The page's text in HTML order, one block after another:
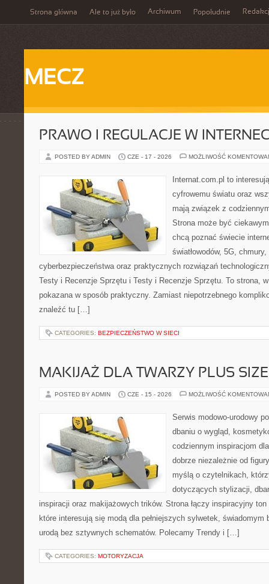
Strona główna Ale to już było Archiwum Popołudnie
MECZ
PRAWO I REGULACJE W
POSTED BY ADMIN CZE - 17 - 2026 MOŻLIWOŚĆ
Internat.com.pl to
cyfrowemu światu oraz
mają związek z
Strona może być
chcą poznać świecie
światłowodów, 5G,
cyberbezpieczeństwa oraz praktycznych rozwiązań
Testy i Recenzje Sprzętu i Testy i Recenzje Sprzętu. To strona,
pokazana w sposób praktyczny. Zamiast niepotrzebnego
znaleźć tu […]
CATEGORIES: BEZPIECZEŃSTWO W SIECI
MAKIJAŻ DLA TWARZY PLUS SIZE
POSTED BY ADMIN CZE - 15 - 2026 MOŻLIWOŚĆ
Serwis modowo-urodowy
dbaniu o wygląd,
codziennym inspiracjom
dobrze niezależnie od
myślą o czytelnikach,
dotyczących stylizacji,
inspiracji oraz makijażowych trików. Strona łączy inspiracyjny
które interesują się modą dla pełniejszych sylwetek, świadomym
urodą bez sztywnych schematów. Polecamy Trendy i […]
CATEGORIES: MOTORYZACJA